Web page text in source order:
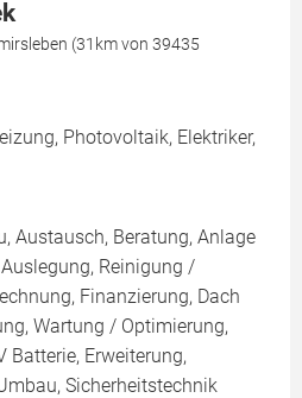
(31km von 39435
Photovoltaik, Elektriker,
Austausch, Beratung, Anlage
Reinigung /
Finanzierung, Dach
Wartung / Optimierung,
Batterie, Erweiterung,
Sicherheitstechnik